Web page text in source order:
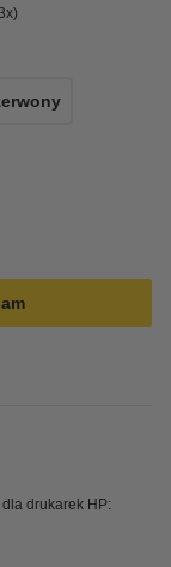
drukarek HP: